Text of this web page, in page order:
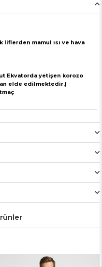
mamul ısı ve hava
Ekvatorda yetişen korozo
elde edilmektedir.)